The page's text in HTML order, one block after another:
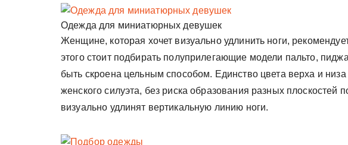
Одежда для миниатюрных девушек
Женщине, которая хочет визуально удлинить ноги,
этого стоит подбирать полуприлегающие модели пальто,
быть скроена цельным способом. Единство цвета верха и
женского силуэта, без риска образования разных плоскостей
визуально удлинят вертикальную линию ноги.